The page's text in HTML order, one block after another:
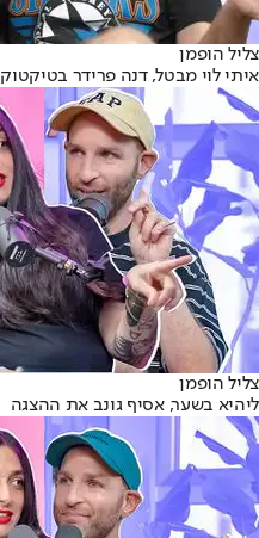
צליל הופמן
איתי לוי מבטל, דנה פרידר בטיקטוק
צליל הופמן
ליהיא בשער, אסיף גונב את ההצגה